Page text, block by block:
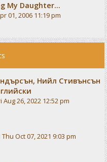
My Daughter...
01, 2006 11:19 pm
Нийл Стивънсън
Aug 26, 2022 12:52 pm
Thu Oct 07, 2021 9:03 pm